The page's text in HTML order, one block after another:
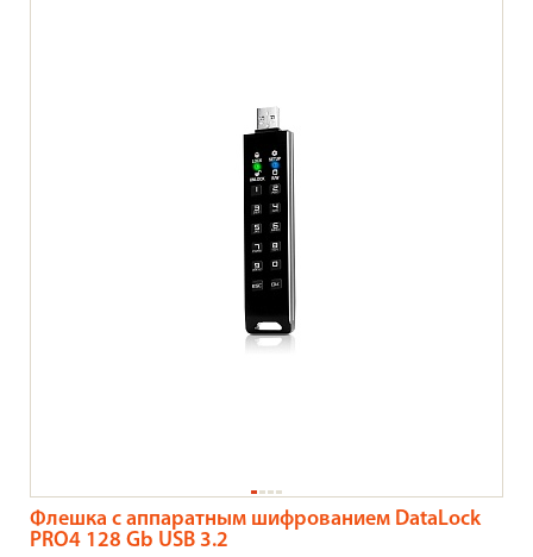
Флешка с аппаратным шифрованием DataLock
PRO4 128 Gb USB 3.2